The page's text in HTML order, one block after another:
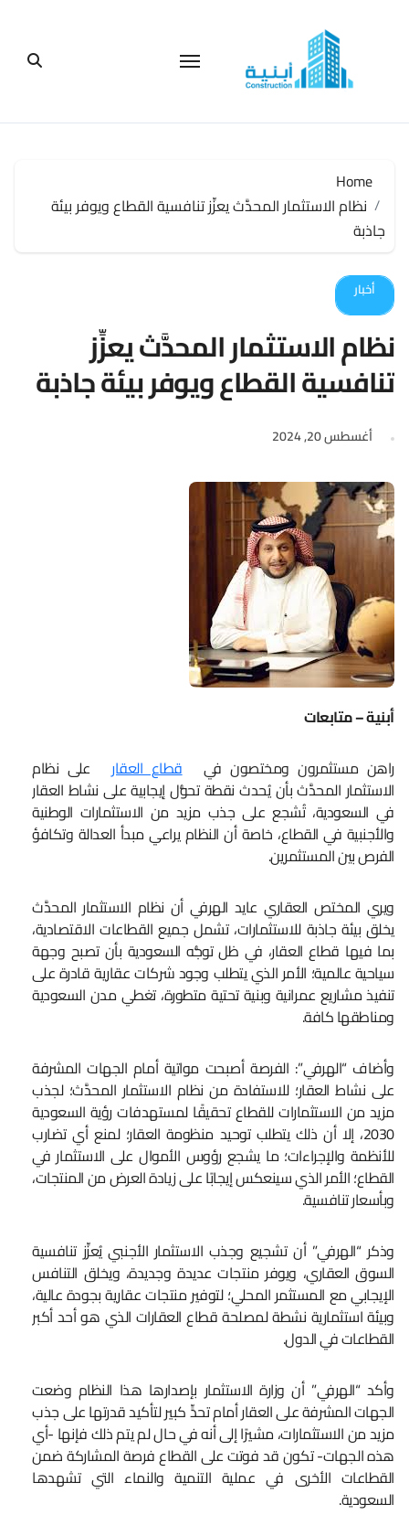
Home
نظام الاستثمار المحدَّث يعزِّز تنافسية القطاع ويوفر بيئة
جاذبة
أخبار
نظام الاستثمار المحدَّث يعزِّز
تنافسية القطاع ويوفر بيئة جاذبة
أغسطس 20, 2024
أبنية – متابعات
راهن مستثمرون ومختصون في
قطاع العقار
على نظام
الاستثمار المحدَّث بأن يُحدث نقطة تحوُّل إيجابية على نشاط العقار
في السعودية، تُشجع على جذب مزيد من الاستثمارات الوطنية
والأجنبية في القطاع، خاصة أن النظام يراعي مبدأ العدالة وتكافؤ
الفرص بين المستثمرين.
ويري المختص العقاري عايد الهرفي أن نظام الاستثمار المحدَّث
يخلق بيئة جاذبة للاستثمارات، تشمل جميع القطاعات الاقتصادية،
بما فيها قطاع العقار، في ظل توجُّه السعودية بأن تصبح وجهة
سياحية عالمية؛ الأمر الذي يتطلب وجود شركات عقارية قادرة على
تنفيذ مشاريع عمرانية وبنية تحتية متطورة، تغطي مدن السعودية
ومناطقها كافة.
وأضاف “الهرفي”: الفرصة أصبحت مواتية أمام الجهات المشرفة
على نشاط العقار؛ للاستفادة من نظام الاستثمار المحدَّث؛ لجذب
مزيد من الاستثمارات للقطاع تحقيقًا لمستهدفات رؤية السعودية
2030، إلا أن ذلك يتطلب توحيد منظومة العقار؛ لمنع أي تضارب
للأنظمة والإجراءات؛ ما يشجع رؤوس الأموال على الاستثمار في
القطاع؛ الأمر الذي سينعكس إيجابًا على زيادة العرض من المنتجات،
وبأسعار تنافسية.
وذكر “الهرفي” أن تشجيع وجذب الاستثمار الأجنبي يُعزِّز تنافسية
السوق العقاري، ويوفر منتجات عديدة وجديدة، ويخلق التنافس
الإيجابي مع المستثمر المحلي؛ لتوفير منتجات عقارية بجودة عالية،
وبيئة استثمارية نشطة لمصلحة قطاع العقارات الذي هو أحد أكبر
القطاعات في الدول.
وأكد “الهرفي” أن وزارة الاستثمار بإصدارها هذا النظام وضعت
الجهات المشرفة على العقار أمام تحدٍّ كبير لتأكيد قدرتها على جذب
مزيد من الاستثمارات، مشيرًا إلى أنه في حال لم يتم ذلك فإنها -أي
هذه الجهات- تكون قد فوتت على القطاع فرصة المشاركة ضمن
القطاعات الأخرى في عملية التنمية والنماء التي تشهدها
السعودية.